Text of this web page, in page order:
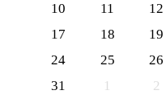
10
11 12
17
18 19
24
25 26
31
1 2